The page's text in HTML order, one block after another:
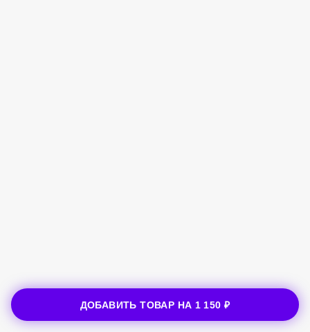
ДОБАВИТЬ ТОВАР НА 1 150 ₽